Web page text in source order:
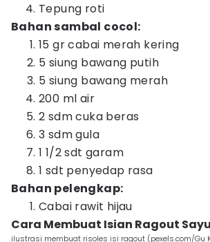
Tepung roti
Bahan sambal cocol:
15 gr cabai merah kering
5 siung bawang putih
5 siung bawang merah
200 ml air
2 sdm cuka beras
3 sdm gula
1 1/2 sdt garam
1 sdt penyedap rasa
Bahan pelengkap:
Cabai rawit hijau
Cara Membuat Isian Ragout
ilustrasi membuat risoles isi ragout (pexels.com/Gu